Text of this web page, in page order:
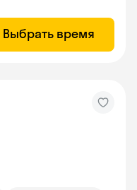
Выбрать время